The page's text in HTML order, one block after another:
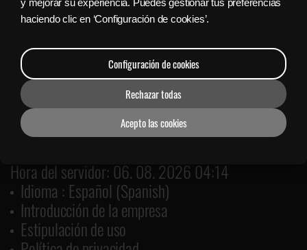
haciendo clic en ‘Configuración de cookies’.
Configuración de cookies
Rechazar todas
Acepto las cookies
Bajar gratis el Lanzador Nyx
Hora del servidor: 06. 08. 2026 04:14
Idioma : Español (Spanish)
Introducción de la empresa
Estipulación de uso